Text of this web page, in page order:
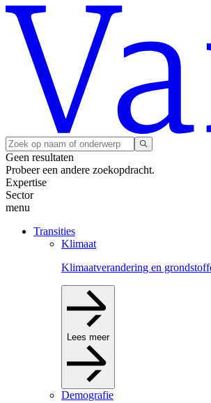
Geen resultaten
Probeer een andere zoekopdracht.
Expertise
Sector
menu
Transities
Klimaat
Klimaatverandering en
Lees meer
Demografie